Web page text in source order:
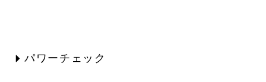
パワーチェック